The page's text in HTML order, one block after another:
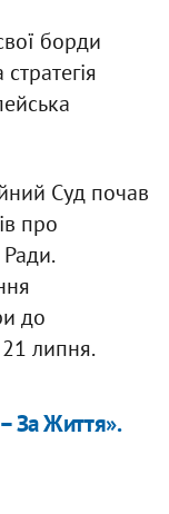
борди
Суд почав
про
до
липня.
За Життя».